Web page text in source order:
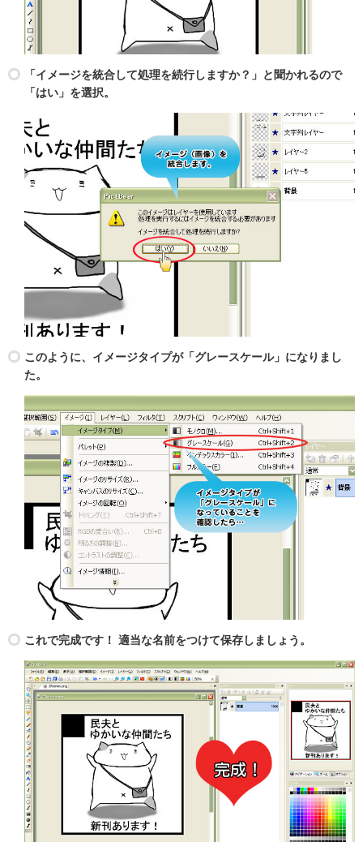
「イメージを統合して処理を続行しますか？」と聞かれるので
「はい」を選択。
このように、イメージタイプが「グレースケール」になりまし
た。
これで完成です！ 適当な名前をつけて保存しましょう。